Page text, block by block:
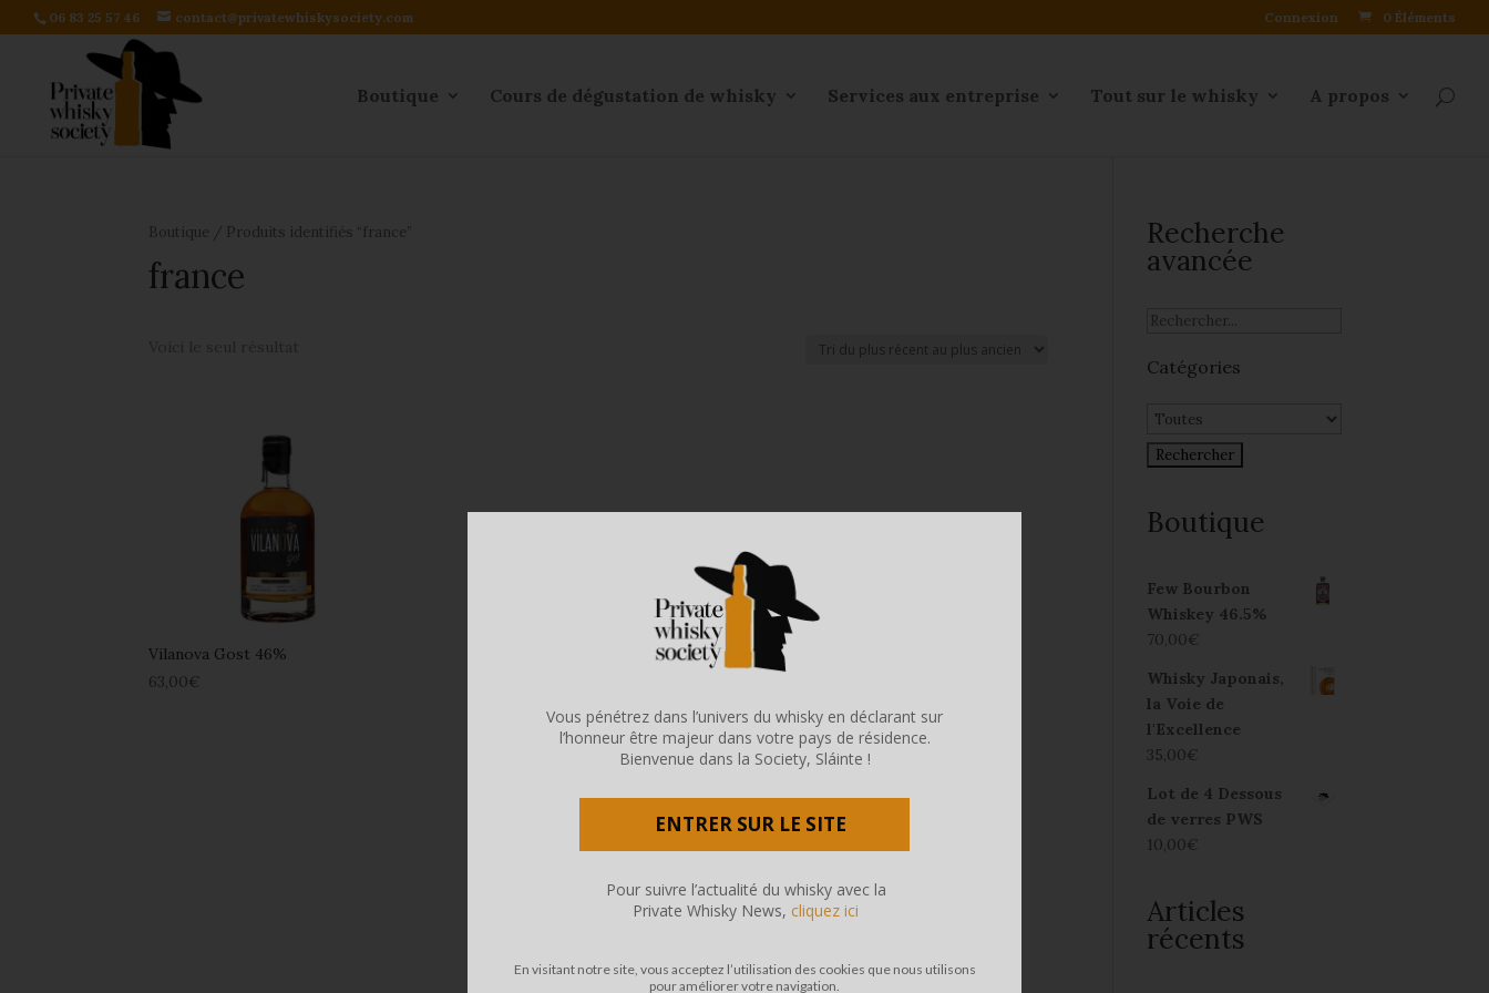
06 83 25 57 46 contact@privatewhiskysociety.com Connexion 0 Éléments
Boutique Cours de dégustation de whisky Services aux entreprise Tout sur le whisky A propos
Boutique / Produits identifiés “france”
france
Vilanova Gost 46%
63,00€
Recherche
avancée
Catégories
Boutique
Few Bourbon
Whiskey 46.5%
70,00€
Whisky Japonais,
la Voie de
l'Excellence
35,00€
Lot de 4 Dessous
de verres PWS
10,00€
Articles
récents
Vous pénétrez dans l’univers du whisky en déclarant sur
l’honneur être majeur dans votre pays de résidence.
Bienvenue dans la Society, Sláinte !
ENTRER SUR LE SITE
En visitant notre site, vous acceptez l’utilisation des cookies que nous utilisons
pour améliorer votre navigation.
Pour suivre l’actualité du whisky avec la
Private Whisky News, cliquez ici